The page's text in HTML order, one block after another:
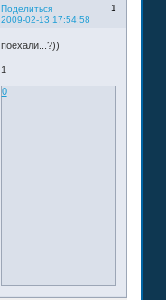
Поделиться
1
2009-02-13 17:54:58
поехали...?))
1
0